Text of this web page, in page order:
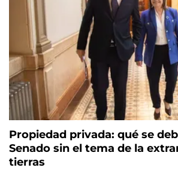
Propiedad privada: qué se
Senado sin el tema de la
tierras